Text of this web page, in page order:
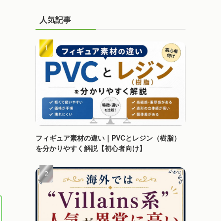
人気記事
フィギュア素材の違い｜PVCとレジン（樹脂）
を分かりやすく解説【初心者向け】